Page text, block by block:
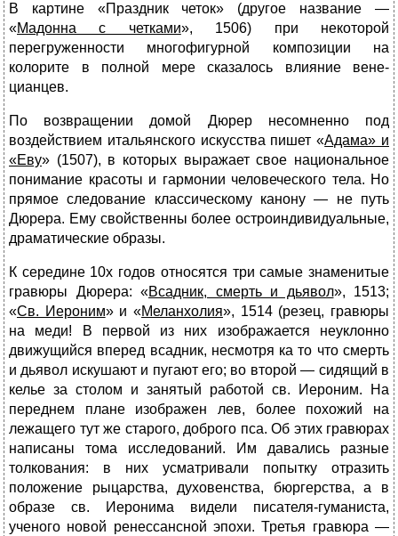
В картине «Праздник четок» (другое название —
«Мадонна с четками», 1506) при некоторой
перегруженности многофигурной композиции на
колорите в полной мере сказалось влияние вене­
цианцев.
По возвращении домой Дюрер несомненно под
воздействием итальянского искусства пишет «Адама» и
«Еву» (1507), в которых выражает свое национальное
понимание красоты и гармонии человеческого тела. Но
прямое следование классическому канону — не путь
Дюрера. Ему свойственны более остроиндивидуальные,
драматические образы.
К середине 10х годов относятся три самые знаменитые
гравюры Дюрера: «Всадник, смерть и дьявол», 1513;
«Св. Иероним» и «Меланхолия», 1514 (резец, гравюры
на меди! В первой из них изображается неуклонно
движущийся вперед всадник, несмотря ка то что смерть
и дьявол искушают и пугают его; во второй — сидящий в
келье за столом и занятый работой св. Иероним. На
переднем плане изображен лев, более похожий на
лежащего тут же старого, доброго пса. Об этих гравюрах
написаны тома исследований. Им давались разные
толкования: в них усматривали попытку отразить
положение рыцарства, духовенства, бюргерства, а в
образе св. Иеронима видели писателя-гуманиста,
ученого новой ренессансной эпохи. Третья гравюра —